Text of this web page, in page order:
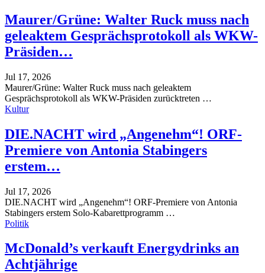
Maurer/Grüne: Walter Ruck muss nach
geleaktem Gesprächsprotokoll als WKW-
Präsiden…
Jul 17, 2026
Maurer/Grüne: Walter Ruck muss nach geleaktem
Gesprächsprotokoll als WKW-Präsiden zurücktreten …
Kultur
DIE.NACHT wird „Angenehm“! ORF-
Premiere von Antonia Stabingers
erstem…
Jul 17, 2026
DIE.NACHT wird „Angenehm“! ORF-Premiere von Antonia
Stabingers erstem Solo-Kabarettprogramm …
Politik
McDonald’s verkauft Energydrinks an
Achtjährige